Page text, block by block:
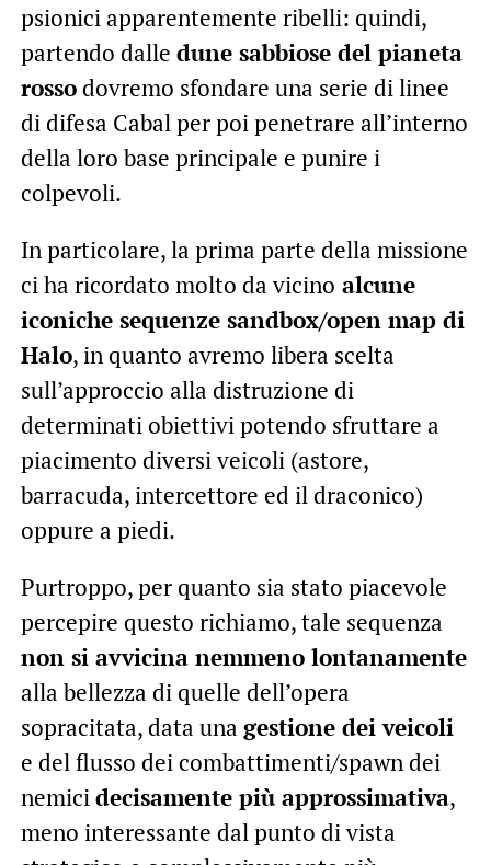
psionici apparentemente ribelli: quindi,
partendo dalle dune sabbiose del pianeta
rossodovremo sfondare una serie di linee
di difesa Cabal per poi penetrare all’interno
della loro base principale e punire i
colpevoli.
In particolare, la prima parte della missione
ci ha ricordato molto da vicino alcune
iconiche sequenze sandbox/open map di
Halo, in quanto avremo libera scelta
sull’approccio alla distruzione di
determinati obiettivi potendo sfruttare a
piacimento diversi veicoli (astore,
barracuda, intercettore ed il draconico)
oppure a piedi.
Purtroppo, per quanto sia stato piacevole
percepire questo richiamo, tale sequenza
non si avvicina nemmeno lontanamente
alla bellezza di quelle dell’opera
sopracitata, data una gestione dei veicoli
e del flusso dei combattimenti/spawn dei
nemicidecisamente più approssimativa,
meno interessante dal punto di vista